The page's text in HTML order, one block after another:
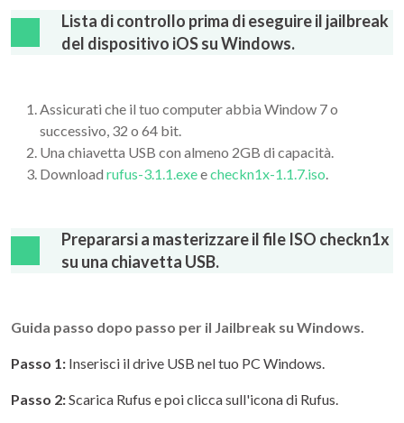
Lista di controllo prima di eseguire il jailbreak
del dispositivo iOS su Windows.
Assicurati che il tuo computer abbia Window 7 o
successivo, 32 o 64 bit.
Una chiavetta USB con almeno 2GB di capacità.
Download rufus-3.1.1.exeecheckn1x-1.1.7.iso.
Prepararsi a masterizzare il file ISO checkn1x
su una chiavetta USB.
Guida passo dopo passo per il Jailbreak su Windows.
Passo 1: Inserisci il drive USB nel tuo PC Windows.
Passo 2:Scarica Rufus e poi clicca sull'icona di Rufus.